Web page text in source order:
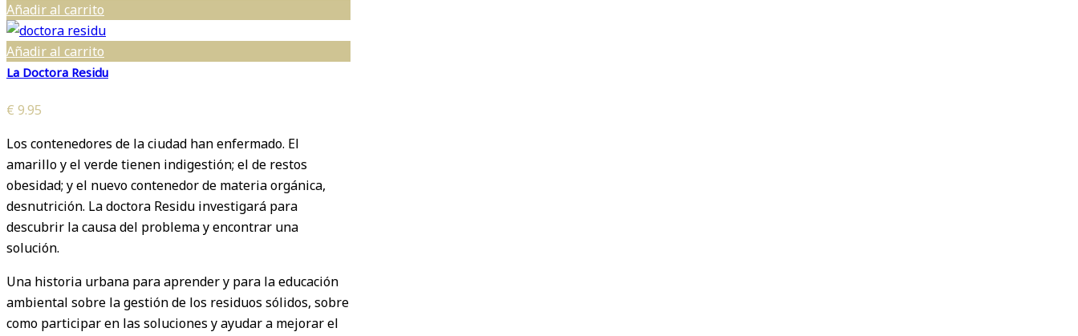
Añadir al carrito
Añadir al carrito
La Doctora Residu
€ 9.95
Los contenedores de la ciudad han enfermado. El
amarillo y el verde tienen indigestión; el de restos
obesidad; y el nuevo contenedor de materia orgánica,
desnutrición. La doctora Residu investigará para
descubrir la causa del problema y encontrar una
solución.
Una historia urbana para aprender y para la educación
ambiental sobre la gestión de los residuos sólidos, sobre
como participar en las soluciones y ayudar a mejorar el